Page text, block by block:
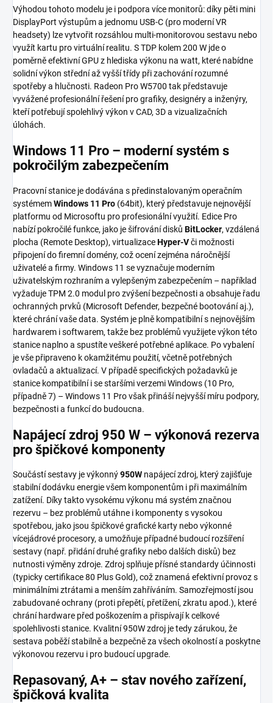
Výhodou tohoto modelu je i podpora více monitorů: díky pěti mini
DisplayPort výstupům a jednomu USB-C (pro moderní VR
headsety) lze vytvořit rozsáhlou multi-monitorovou sestavu nebo
využít kartu pro virtuální realitu. S TDP kolem 200 W jde o
poměrně efektivní GPU z hlediska výkonu na watt, které nabídne
solidní výkon střední až vyšší třídy při zachování rozumné
spotřeby a hlučnosti. Radeon Pro W5700 tak představuje
vyvážené profesionální řešení pro grafiky, designéry a inženýry,
kteří potřebují spolehlivý výkon v CAD, 3D a vizualizačních
úlohách.
Windows 11 Pro – moderní systém s
pokročilým zabezpečením
Pracovní stanice je dodávána s předinstalovaným operačním
systémemWindows 11 Pro (64bit), který představuje nejnovější
platformu od Microsoftu pro profesionální využití. Edice Pro
nabízí pokročilé funkce, jako je šifrování disků BitLocker, vzdálená
plocha (Remote Desktop), virtualizaceHyper-Vči možnosti
připojení do firemní domény, což ocení zejména náročnější
uživatelé a firmy. Windows 11 se vyznačuje moderním
uživatelským rozhraním a vylepšeným zabezpečením – například
vyžaduje TPM 2.0 modul pro zvýšení bezpečnosti a obsahuje řadu
ochranných prvků (Microsoft Defender, bezpečné bootování aj.),
které chrání vaše data. Systém je plně kompatibilní s nejnovějším
hardwarem i softwarem, takže bez problémů využijete výkon této
stanice naplno a spustíte veškeré potřebné aplikace. Po vybalení
je vše připraveno k okamžitému použití, včetně potřebných
ovladačů a aktualizací. V případě specifických požadavků je
stanice kompatibilní i se staršími verzemi Windows (10 Pro,
případně 7) – Windows 11 Pro však přináší nejvyšší míru podpory,
bezpečnosti a funkcí do budoucna.
Napájecí zdroj 950 W – výkonová rezerva
pro špičkové komponenty
Součástí sestavy je výkonný950W napájecí zdroj, který zajišťuje
stabilní dodávku energie všem komponentům i při maximálním
zatížení. Díky takto vysokému výkonu má systém značnou
rezervu – bez problémů utáhne i komponenty s vysokou
spotřebou, jako jsou špičkové grafické karty nebo výkonné
vícejádrové procesory, a umožňuje případné budoucí rozšíření
sestavy (např. přidání druhé grafiky nebo dalších disků) bez
nutnosti výměny zdroje. Zdroj splňuje přísné standardy účinnosti
(typicky certifikace 80 Plus Gold), což znamená efektivní provoz s
minimálními ztrátami a menším zahříváním. Samozřejmostí jsou
zabudované ochrany (proti přepětí, přetížení, zkratu apod.), které
chrání hardware před poškozením a přispívají k celkové
spolehlivosti stanice. Kvalitní 950W zdroj je tedy zárukou, že
sestava poběží stabilně a bezpečně za všech okolností a poskytne
výkonovou rezervu i pro budoucí upgrade.
Repasovaný, A+ – stav nového zařízení,
špičková kvalita